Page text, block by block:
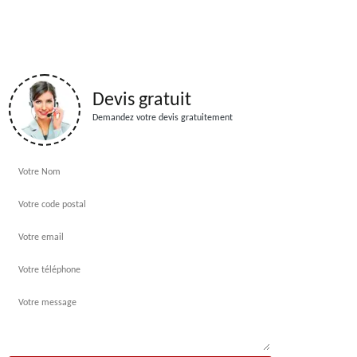
Devis gratuit
Demandez votre devis gratuitement